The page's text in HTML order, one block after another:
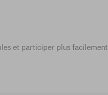
et participer plus